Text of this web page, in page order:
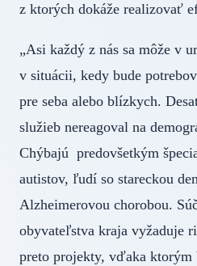
z ktorých dokáže realizovať
„Asi každý z nás sa môže v
v situácii, kedy bude
pre seba alebo blízkych.
služieb nereagoval na
Chýbajú predovšetkým
autistov, ľudí so stareckou
Alzheimerovou chorobou.
obyvateľstva kraja vyžaduje
preto projekty, vďaka ktorým